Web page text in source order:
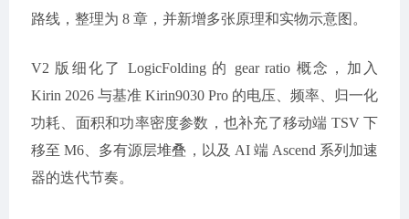
路线，整理为 8 章，并新增多张原理和实物示意图。
V2 版细化了 LogicFolding 的 gear ratio 概念，加入
Kirin 2026 与基准 Kirin9030 Pro 的电压、频率、归一化
功耗、面积和功率密度参数，也补充了移动端 TSV 下
移至 M6、多有源层堆叠，以及 AI 端 Ascend 系列加速
器的迭代节奏。